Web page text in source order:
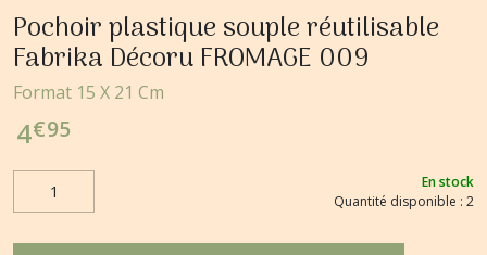
Pochoir plastique souple réutilisable
Fabrika Décoru FROMAGE 009
Format 15 X 21 Cm
4€95
En stock
Quantité disponible : 2